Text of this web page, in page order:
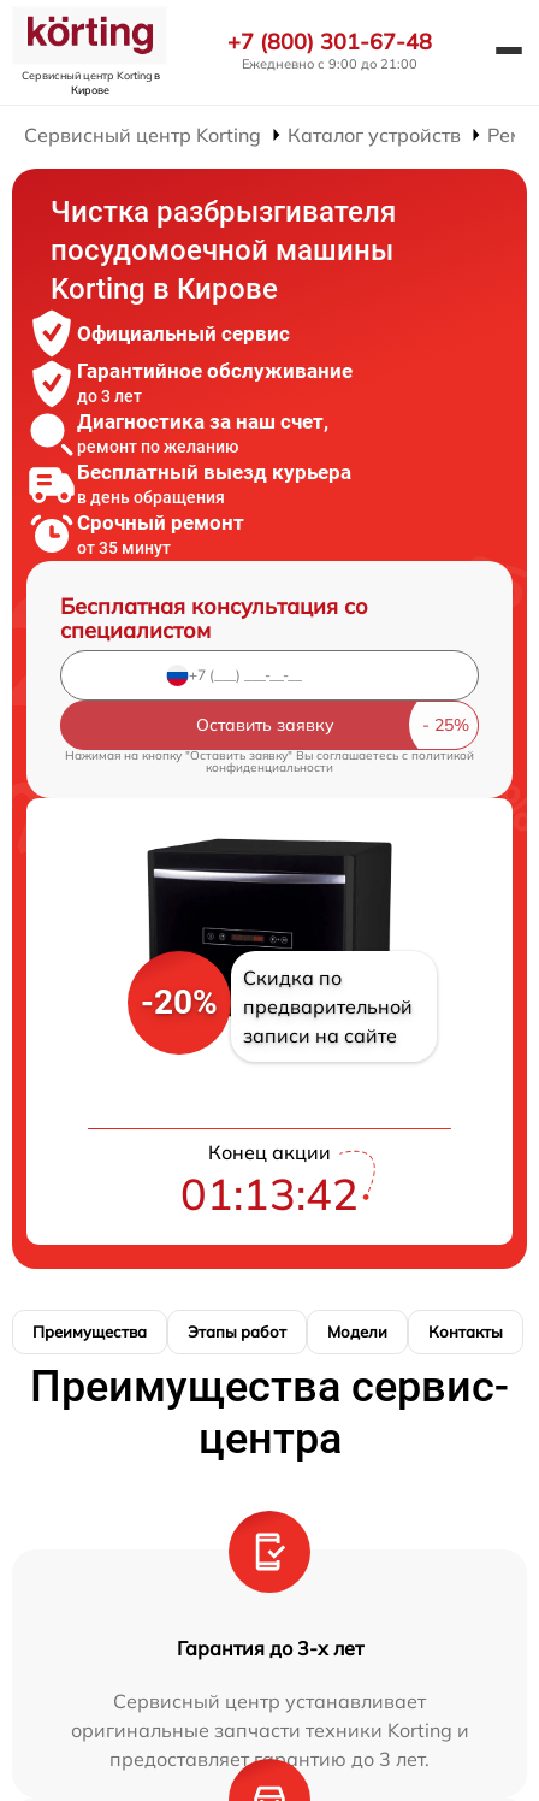
Сервисный центр Kortingв
Кирове
+7 (800) 301-67-48
Ежедневно с 9:00 до 21:00
Сервисный центр Korting Каталог устройств
Чистка разбрызгивателя
посудомоечной машины
Korting в Кирове
Официальный сервис
Гарантийное обслуживание
до 3 лет
Диагностика за наш счет,
ремонт по желанию
Бесплатный выезд курьера
в день обращения
Срочный ремонт
от 35 минут
Бесплатная консультация со
специалистом
Оставить заявку
Нажимая на кнопку "Оставить заявку" Вы соглашаетесь cполитикой
конфиденциальности
-20%
Скидка по
предварительной
записи на сайте
Конец акции
01:13:41
Преимущества Этапы работ Модели Контакты
Преимущества сервис-
центра
Гарантия до 3-х лет
Сервисный центр устанавливает
оригинальные запчасти техники Korting и
предоставляет гарантию до 3 лет.